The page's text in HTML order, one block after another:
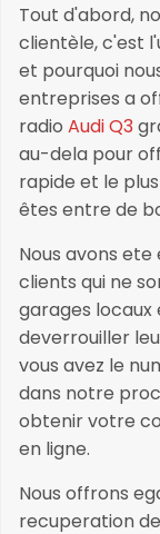
Tout d'abord,
clientèle, c'est
et pourquoi
entreprises a
radio Audi Q3
au-dela pour
rapide et le
êtes entre de
Nous avons
clients qui ne
garages locaux
deverrouiller
vous avez le
dans notre
obtenir votre
en ligne.
Nous offrons
recuperation